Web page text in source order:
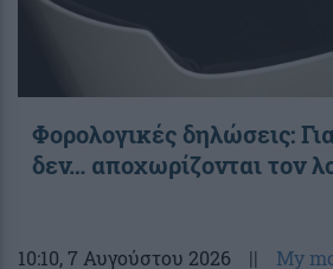
Φορολογικές δηλώσεις:
δεν… αποχωρίζονται τον
10:10, 7 Αυγούστου 2026 || My